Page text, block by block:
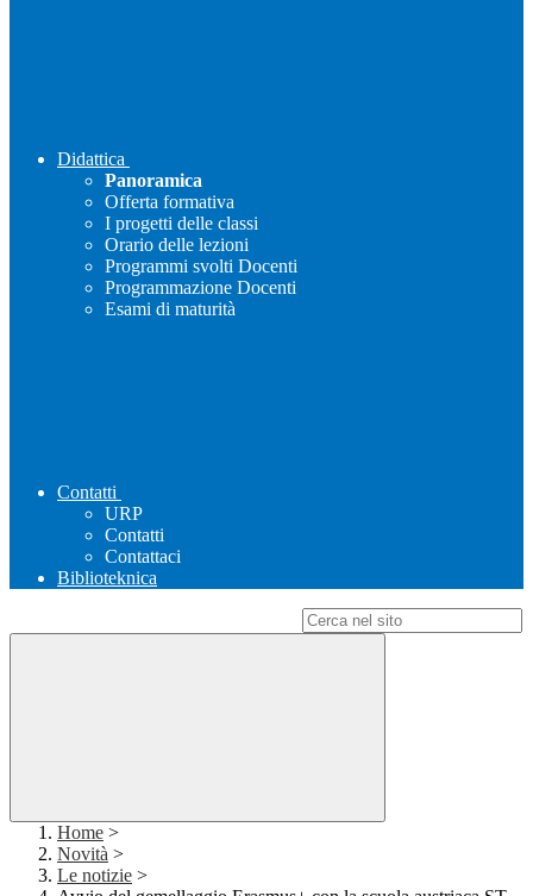
Didattica
Panoramica
Offerta formativa
I progetti delle classi
Orario delle lezioni
Programmi svolti Docenti
Programmazione Docenti
Esami di maturità
Contatti
URP
Contatti
Contattaci
Biblioteknica
Home >
Novità >
Le notizie >